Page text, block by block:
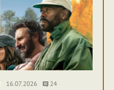
16.07.2026 24